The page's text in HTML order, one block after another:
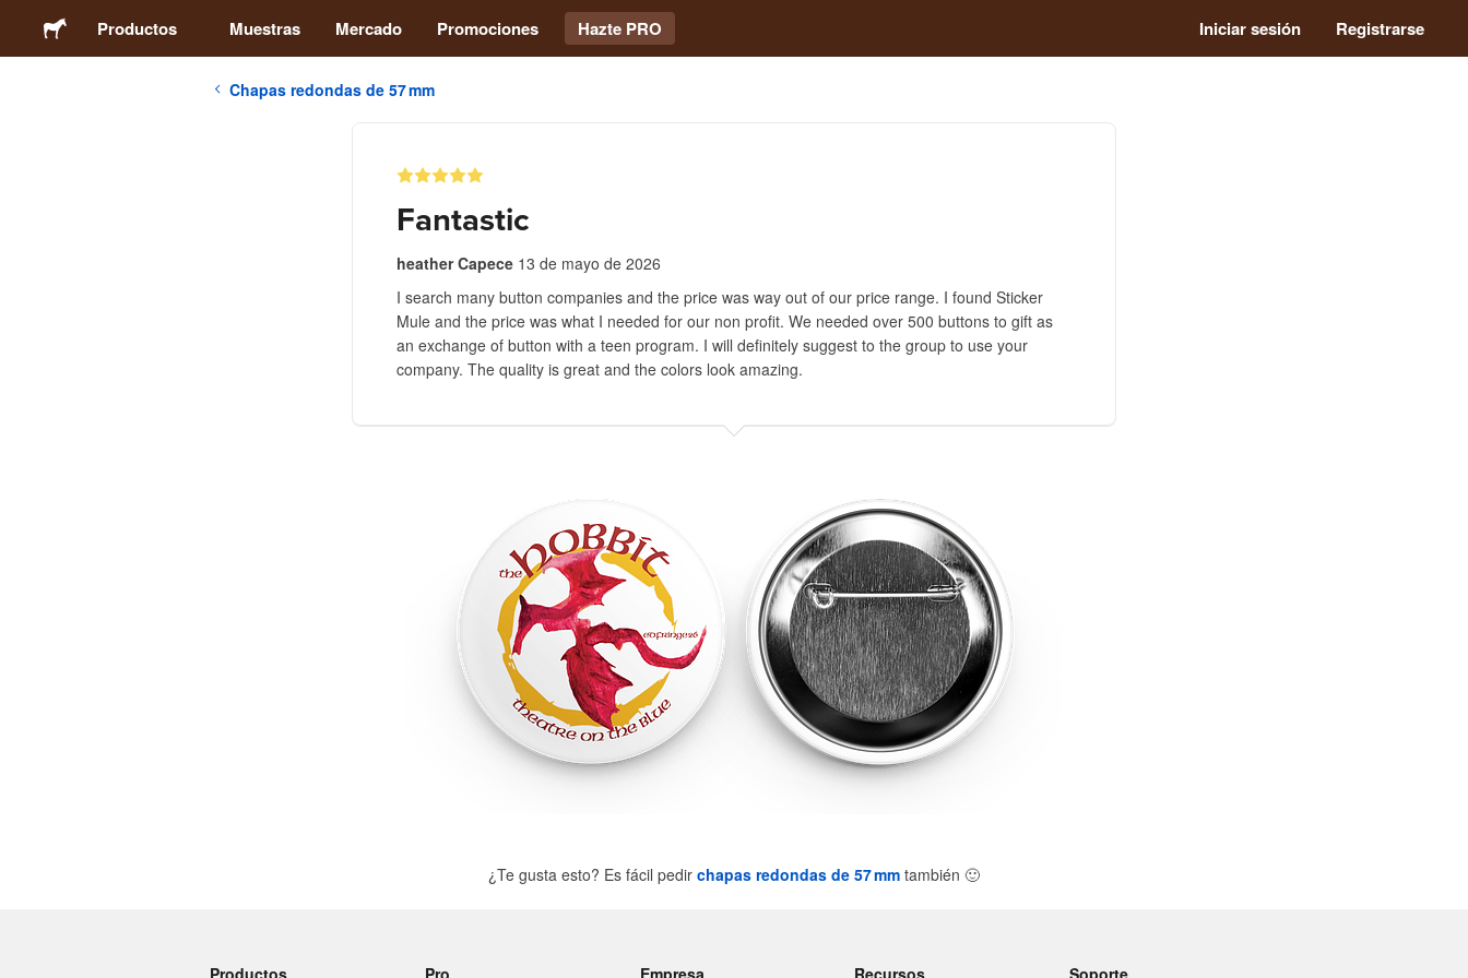
Productos Muestras Mercado Promociones Hazte PRO Iniciar sesión Registrarse
Chapas redondas de 57 mm
Fantastic
heather Capece 13 de mayo de 2026
I search many button companies and the price was way out of our price range. I found Sticker
Mule and the price was what I needed for our non profit. We needed over 500 buttons to gift as
an exchange of button with a teen program. I will definitely suggest to the group to use your
company. The quality is great and the colors look amazing.
¿Te gusta esto? Es fácil pedir chapas redondas de 57 mm también 🙂
Productos Pro Empresa Recursos Soporte